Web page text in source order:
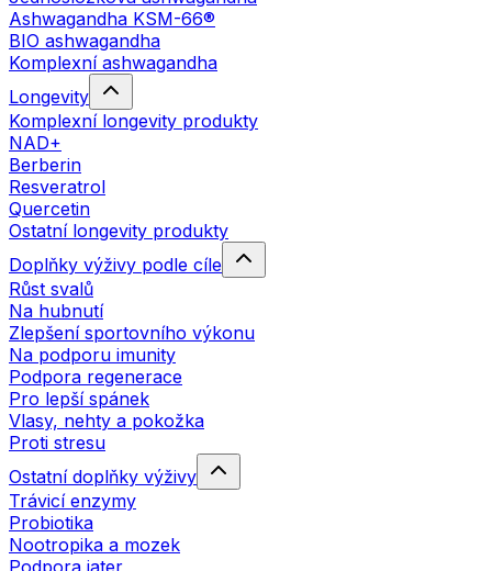
Ashwagandha KSM-66®
BIO ashwagandha
Komplexní ashwagandha
Longevity
Komplexní longevity produkty
NAD+
Berberin
Resveratrol
Quercetin
Ostatní longevity produkty
Doplňky výživy podle cíle
Růst svalů
Na hubnutí
Zlepšení sportovního výkonu
Na podporu imunity
Podpora regenerace
Pro lepší spánek
Vlasy, nehty a pokožka
Proti stresu
Ostatní doplňky výživy
Trávicí enzymy
Probiotika
Nootropika a mozek